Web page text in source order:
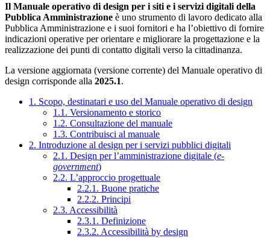
Il Manuale operativo di design per i siti e i servizi digitali della
Pubblica Amministrazione è uno strumento di lavoro dedicato alla
Pubblica Amministrazione e i suoi fornitori e ha l’obiettivo di fornire
indicazioni operative per orientare e migliorare la progettazione e la
realizzazione dei punti di contatto digitali verso la cittadinanza.
La versione aggiornata (versione corrente) del Manuale operativo di
design corrisponde alla 2025.1.
1. Scopo, destinatari e uso del Manuale operativo di design
1.1. Versionamento e storico
1.2. Consultazione del manuale
1.3. Contribuisci al manuale
2. Introduzione al design per i servizi pubblici digitali
2.1. Design per l’amministrazione digitale (e-
government)
2.2. L’approccio progettuale
2.2.1. Buone pratiche
2.2.2. Principi
2.3. Accessibilità
2.3.1. Definizione
2.3.2. Accessibilità by design